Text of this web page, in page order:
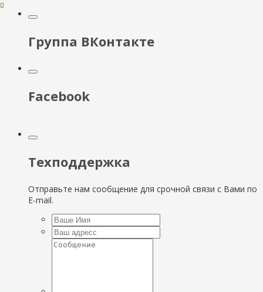
Группа ВКонтакте
Facebook
Техподдержка
Отправьте нам сообщение для срочной связи с Вами по
E-mail.